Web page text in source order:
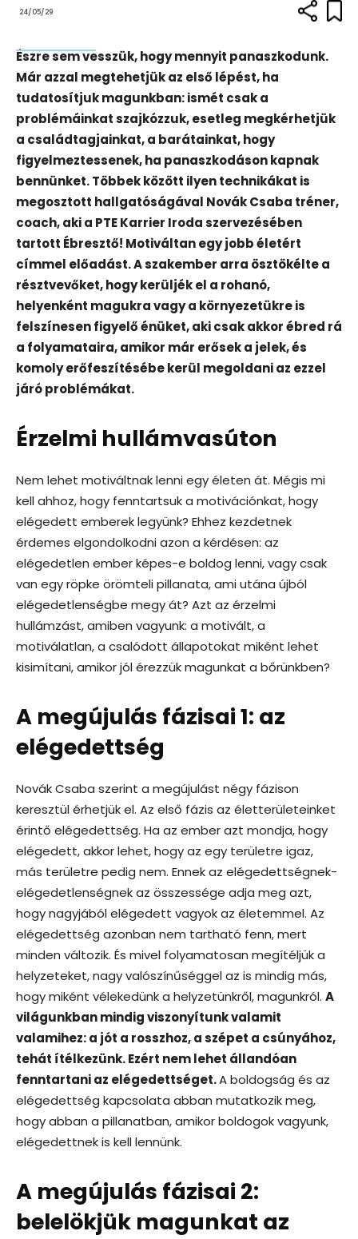
24/05/29
Észre sem vesszük, hogy mennyit panaszkodunk.
Már azzal megtehetjük az első lépést, ha
tudatosítjuk magunkban: ismét csak a
problémáinkat szajkózzuk, esetleg megkérhetjük
a családtagjainkat, a barátainkat, hogy
figyelmeztessenek, ha panaszkodáson kapnak
bennünket. Többek között ilyen technikákat is
megosztott hallgatóságával Novák Csaba tréner,
coach, aki a PTE Karrier Iroda szervezésében
tartott Ébresztő! Motiváltan egy jobb életért
címmel előadást. A szakember arra ösztökélte a
résztvevőket, hogy kerüljék el a rohanó,
helyenként magukra vagy a környezetükre is
felszínesen figyelő énüket, aki csak akkor ébred rá
a folyamataira, amikor már erősek a jelek, és
komoly erőfeszítésébe kerül megoldani az ezzel
járó problémákat.
Érzelmi hullámvasúton
Nem lehet motiváltnak lenni egy életen át. Mégis mi
kell ahhoz, hogy fenntartsuk a motivációnkat, hogy
elégedett emberek legyünk? Ehhez kezdetnek
érdemes elgondolkodni azon a kérdésen: az
elégedetlen ember képes-e boldog lenni, vagy csak
van egy röpke örömteli pillanata, ami utána újból
elégedetlenségbe megy át? Azt az érzelmi
hullámzást, amiben vagyunk: a motivált, a
motiválatlan, a csalódott állapotokat miként lehet
kisimítani, amikor jól érezzük magunkat a bőrünkben?
A megújulás fázisai 1: az
elégedettség
Novák Csaba szerint a megújulást négy fázison
keresztül érhetjük el. Az első fázis az életterületeinket
érintő elégedettség. Ha az ember azt mondja, hogy
elégedett, akkor lehet, hogy az egy területre igaz,
más területre pedig nem. Ennek az elégedettségnek-
elégedetlenségnek az összessége adja meg azt,
hogy nagyjából elégedett vagyok az életemmel. Az
elégedettség azonban nem tartható fenn, mert
minden változik. És mivel folyamatosan megítéljük a
helyzeteket, nagy valószínűséggel az is mindig más,
hogy miként vélekedünk a helyzetünkről, magunkról. A
világunkban mindig viszonyítunk valamit
valamihez: a jót a rosszhoz, a szépet a csúnyához,
tehát ítélkezünk. Ezért nem lehet állandóan
fenntartani az elégedettséget.A boldogság és az
elégedettség kapcsolata abban mutatkozik meg,
hogy abban a pillanatban, amikor boldogok vagyunk,
elégedettnek is kell lennünk.
A megújulás fázisai 2:
belelökjük magunkat az